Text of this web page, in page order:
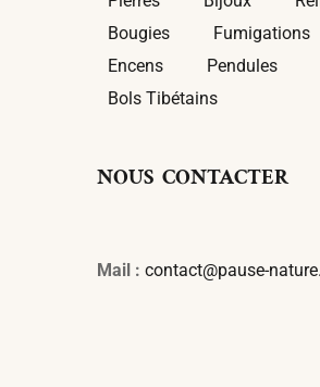
Bougies
Fumigations
Encens
Pendules
Bols Tibétains
NOUS CONTACTER
Mail : contact@pause-